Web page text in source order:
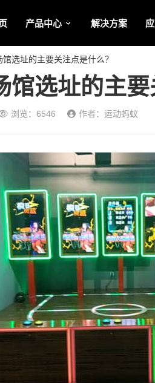
产品中心 解决方案
选址的主要关注点是什么？
馆选址的主要
浏览：6546 作者：运动蚂蚁